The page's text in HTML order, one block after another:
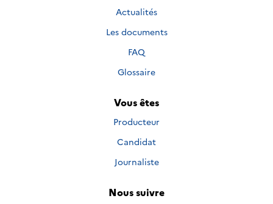
Actualités
Les documents
FAQ
Glossaire
Vous êtes
Producteur
Candidat
Journaliste
Nous suivre